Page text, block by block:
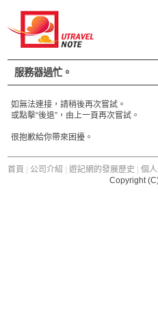
服務器過忙。
如無法連接，請稍後再次嘗試。
或點擊“後退”，由上一頁再次嘗試。
很抱歉給你帶來困擾。
首頁 公司介紹 |遊記網的發展歷史 |個
Copyright